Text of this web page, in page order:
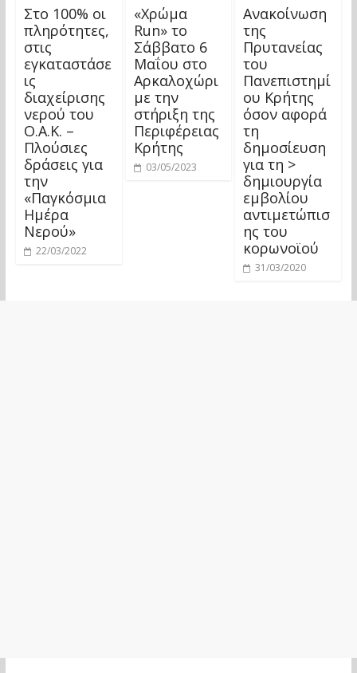
Στο 100% οι
πληρότητες,
στις
εγκαταστάσε
ις
διαχείρισης
νερού του
Ο.Α.Κ. –
Πλούσιες
δράσεις για
την
«Παγκόσμια
Ημέρα
Νερού»
22/03/2022
«Χρώμα
Run» το
Σάββατο 6
Μαΐου στο
Αρκαλοχώρι
με την
στήριξη της
Περιφέρειας
Κρήτης
03/05/2023
Ανακοίνωση
της
Πρυτανείας
του
Πανεπιστημί
ου Κρήτης
όσον αφορά
τη
δημοσίευση
για τη >
δημιουργία
εμβολίου
αντιμετώπισ
ης του
κορωνοϊού
31/03/2020